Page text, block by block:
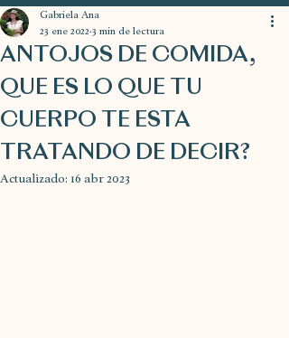
ANTOJOS DE COMIDA,
QUE ES LO QUE TU
CUERPO TE ESTA
TRATANDO DE DECIR?
Gabriela Ana
23 ene 2022 3 min de lectura
Actualizado: 16 abr 2023